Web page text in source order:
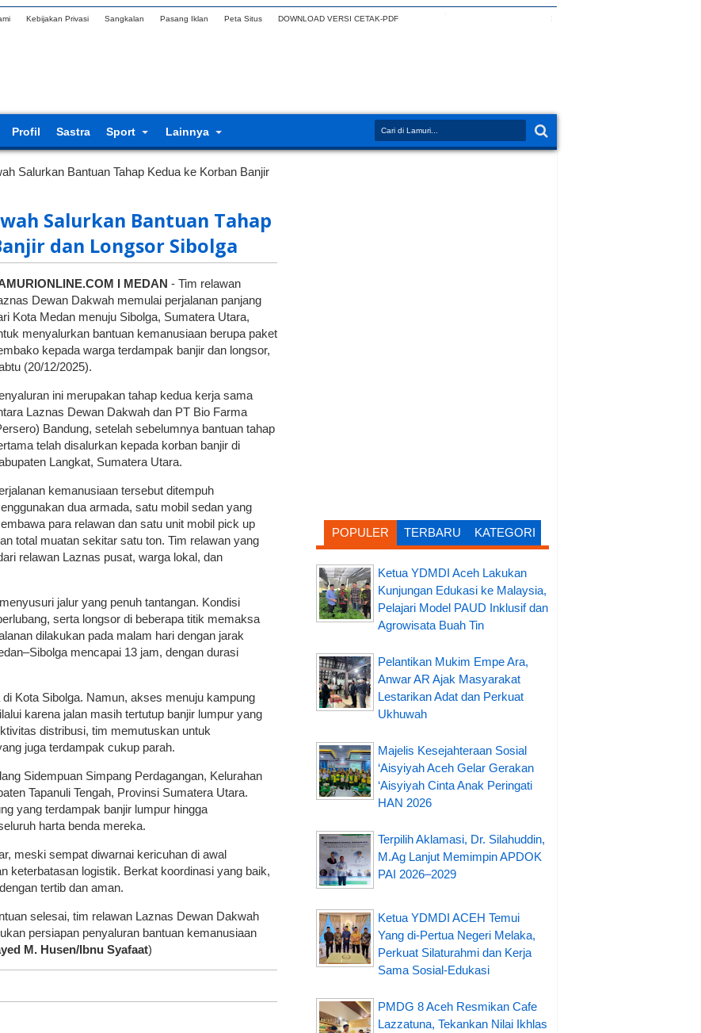
Kebijakan Privasi Sangkalan Pasang Iklan Peta Situs DOWNLOAD VERSI CETAK-PDF
Profil Sastra Sport Lainnya
Salurkan Bantuan Tahap Kedua ke Korban Banjir
Salurkan Bantuan Tahap
dan Longsor Sibolga
I MEDAN - Tim relawan
Dewan Dakwah memulai perjalanan panjang
Kota Medan menuju Sibolga, Sumatera Utara,
menyalurkan bantuan kemanusiaan berupa paket
kepada warga terdampak banjir dan longsor,
(20/12/2025).
ini merupakan tahap kedua kerja sama
Laznas Dewan Dakwah dan PT Bio Farma
Bandung, setelah sebelumnya bantuan tahap
telah disalurkan kepada korban banjir di
Langkat, Sumatera Utara.
kemanusiaan tersebut ditempuh
dua armada, satu mobil sedan yang
para relawan dan satu unit mobil pick up
total muatan sekitar satu ton. Tim relawan yang
relawan Laznas pusat, warga lokal, dan
jalur yang penuh tantangan. Kondisi
serta longsor di beberapa titik memaksa
dilakukan pada malam hari dengan jarak
mencapai 13 jam, dengan durasi
Kota Sibolga. Namun, akses menuju kampung
karena jalan masih tertutup banjir lumpur yang
distribusi, tim memutuskan untuk
juga terdampak cukup parah.
Sidempuan Simpang Perdagangan, Kelurahan
Tapanuli Tengah, Provinsi Sumatera Utara.
yang terdampak banjir lumpur hingga
harta benda mereka.
meski sempat diwarnai kericuhan di awal
keterbatasan logistik. Berkat koordinasi yang baik,
tertib dan aman.
selesai, tim relawan Laznas Dewan Dakwah
persiapan penyaluran bantuan kemanusiaan
M. Husen/Ibnu Syafaat)
POPULER TERBARU KATEGORI
Ketua YDMDI Aceh Lakukan
Kunjungan Edukasi ke Malaysia,
Pelajari Model PAUD Inklusif dan
Agrowisata Buah Tin
Pelantikan Mukim Empe Ara,
Anwar AR Ajak Masyarakat
Lestarikan Adat dan Perkuat
Ukhuwah
Majelis Kesejahteraan Sosial
‘Aisyiyah Aceh Gelar Gerakan
‘Aisyiyah Cinta Anak Peringati
HAN 2026
Terpilih Aklamasi, Dr. Silahuddin,
M.Ag Lanjut Memimpin APDOK
PAI 2026–2029
Ketua YDMDI ACEH Temui
Yang di-Pertua Negeri Melaka,
Perkuat Silaturahmi dan Kerja
Sama Sosial-Edukasi
PMDG 8 Aceh Resmikan Cafe
Lazzatuna, Tekankan Nilai Ikhlas